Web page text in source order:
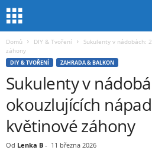
Domů DIY & Tvoření
Sukulenty v nádobách:
záhony
DIY & TVOŘENÍ ZAHRADA & BALKON
Sukulenty v
okouzlujících
květinové záhony
Od Lenka B - 11 března 2026